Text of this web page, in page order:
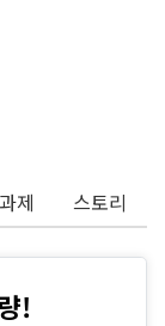
과제 스토리
!